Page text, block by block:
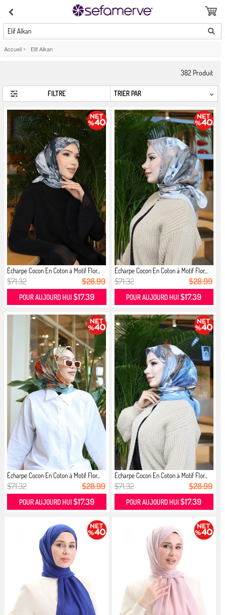
Elif Alkan
Accueil > Elif Alkan
382 Produit
FILTRE
Écharpe Cocon En Coton à Motif Flor...
$71.32 $28.99
POUR AUJOURD HUI $17.39
Écharpe Cocon En Coton à Motif Flor...
$71.32 $28.99
POUR AUJOURD HUI$17.39
Écharpe Cocon En Coton à Motif Flor...
$71.32 $28.99
POUR AUJOURD HUI$17.39
Écharpe Cocon En Coton à Motif Flor...
$71.32 $28.99
POUR AUJOURD HUI$17.39